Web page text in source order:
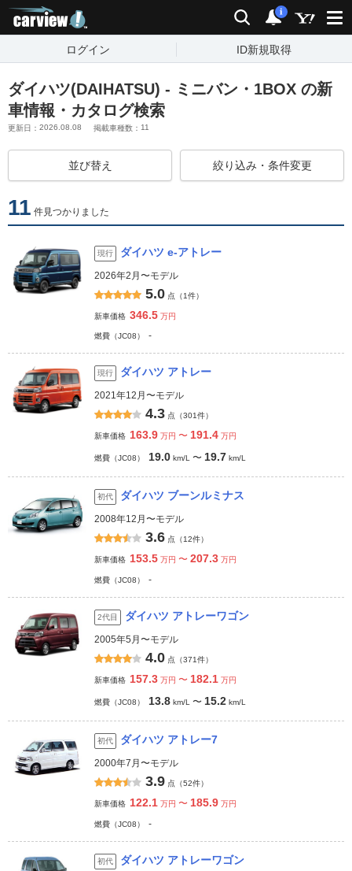
検索 通知
i
ログイン ID新規取得
ダイハツ(DAIHATSU) - ミニバン・1BOX の新
車情報・カタログ検索
更新日： 2026.08.08 掲載車種数： 11
並び替え 絞り込み・条件変更
11 件見つかりました
現行 ダイハツ e-アトレー
2026年2月〜モデル
5.0 点（1件）
新車価格 346.5 万円
燃費（JC08） -
現行 ダイハツ アトレー
2021年12月〜モデル
4.3 点（301件）
新車価格 163.9 万円 〜 191.4 万円
燃費（JC08） 19.0 km/L 〜 19.7 km/L
初代 ダイハツ ブーンルミナス
2008年12月〜モデル
3.6 点（12件）
新車価格 153.5 万円 〜 207.3 万円
燃費（JC08） -
2代目 ダイハツ アトレーワゴン
2005年5月〜モデル
4.0 点（371件）
新車価格 157.3 万円 〜 182.1 万円
燃費（JC08） 13.8 km/L 〜 15.2 km/L
初代 ダイハツ アトレー7
2000年7月〜モデル
3.9 点（52件）
新車価格 122.1 万円 〜 185.9 万円
燃費（JC08） -
初代 ダイハツ アトレーワゴン